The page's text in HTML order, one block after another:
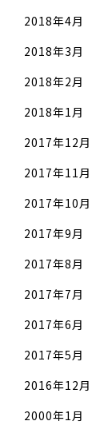
2018年4月
2018年3月
2018年2月
2018年1月
2017年12月
2017年11月
2017年10月
2017年9月
2017年8月
2017年7月
2017年6月
2017年5月
2016年12月
2000年1月